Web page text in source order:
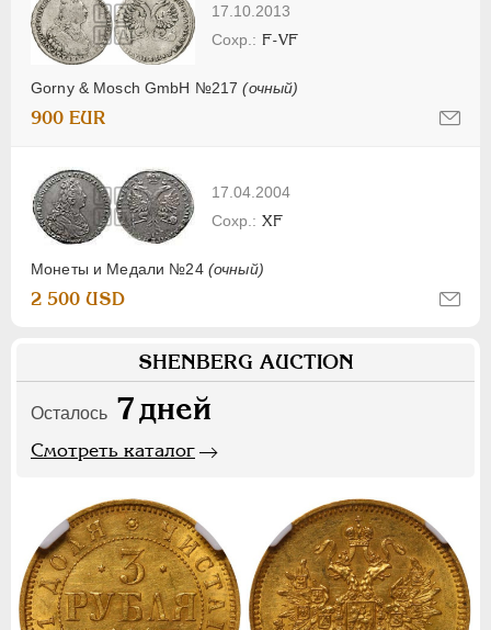
17.10.2013
Gorny & Mosch GmbH №217(очный)
F-VF
900 EUR
17.04.2004
Монеты и Медали №24 (очный)
XF
2 500 USD
SHENBERG AUCTION
Осталось 7дней
Смотреть каталог